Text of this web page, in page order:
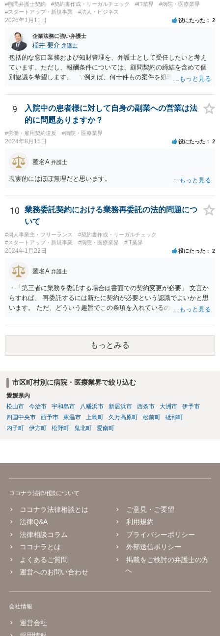
#顧問弁護士契約 #契約書作成・リーガルチェック #IT業界
#病院・医療業界
#スタートアップ・新規事業
#法人・ビジネス
2026年1月11日 役にたった 2
企業法務に強い弁護士
稲井 要介 弁護士
包括的な窓口業務および知財管理を、弁護士として受任したいと考え
ています。ただし、報酬条件については、顧問契約の締結を含めて個
別協議を希望します。 ∵例えば、何十件もの案件を処理し、時間を
着手金33万円（税込）では割に合わないことになります。
9
入院中の患者様に対して自身の副業への営業は法
的に問題ありますか？
#労働・雇用契約違反 #病院・医療業界
2024年8月15日 役にたった 2
匿名A 弁護士
現実的にはほぼ無理だと思います。
10
業務委託契約における業務再委託の法的問題につ
いて
#個人事業主・フリーランス
#契約書作成・リーガルチェック
#スタートアップ・新規事業
#病院・医療業界 #IT業界
2024年1月22日 役にたった 2
匿名A 弁護士
・「第三者に業務を委託する場合は書面での契約変更が必要」 文言か
らすれば、 再委託するには新たに契約が必要という認識でよいかと思
います。 ただ、どういう趣旨でこの条項を入れているのかが少し気に
く目にします。 あえて契約変更という手続きを予定しているとなる
と、守秘条項との関係なのかもしれませんが、場合によっては、契約
条件（代金）の下方修正を考えてのものなのかという危惧はありま
す。
もっとみる
市区町村別に病院・医療業界で絞り込む
愛媛県内
松山市
今治市 宇和島市 八幡浜市 新居浜市 西条市 大洲市
伊予市
四国中央市
西予市 東温市 上島町 久万高原町 松前町
砥部町
内子町
伊方町 松野町 鬼北町 愛南町
ココナラ法律相談について
ココナラ法律相談とは
法律Q&A
法律相談コラム
ココナラとは
よくあるご質問
運営へのお問い合わせ
ご意見・ご要望
利用規約
プライバシーポリシー
外部送信ポリシー
掲載をご検討の弁護士の方
へ
会社情報
運営会社